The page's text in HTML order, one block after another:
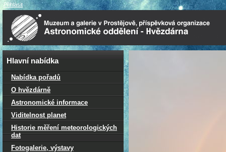
Hlavní nabídka
Nabídka pořadů
O hvězdárně
Astronomické informace
Viditelnost planet
Historie měření meteorologických
dat
Fotogalerie, výstavy
Přihlásit